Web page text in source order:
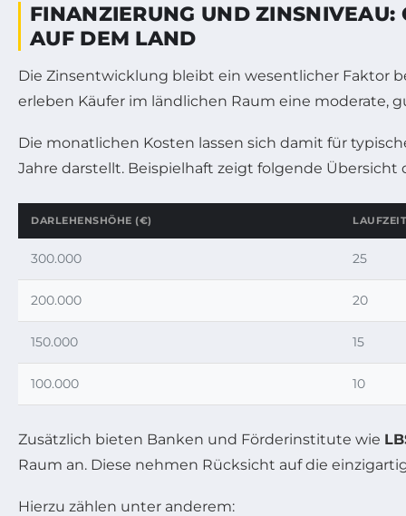
FINANZIERUNG UND
AUF DEM LAND
Die Zinsentwicklung bleibt ein wesentlicher Faktor
erleben Käufer im ländlichen Raum eine moderate,
Die monatlichen Kosten lassen sich damit für
Jahre darstellt. Beispielhaft zeigt folgende
DARLEHENSHÖHE (€)
300.000 25
200.000 20
150.000 15
100.000 10
Zusätzlich bieten Banken und Förderinstitute wie
Raum an. Diese nehmen Rücksicht auf die
Hierzu zählen unter anderem: